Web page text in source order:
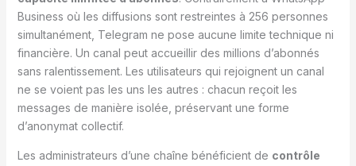
Business où les diffusions sont restreintes à 256 personnes
simultanément, Telegram ne pose aucune limite technique ni
financière. Un canal peut accueillir des millions d’abonnés
sans ralentissement. Les utilisateurs qui rejoignent un canal
ne se voient pas les uns les autres : chacun reçoit les
messages de manière isolée, préservant une forme
d’anonymat collectif.
Les administrateurs d’une chaîne bénéficient de contrôle